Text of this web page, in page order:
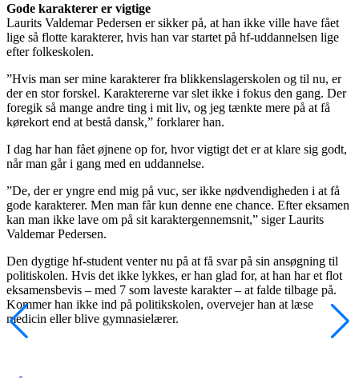
Gode karakterer er vigtige
Laurits Valdemar Pedersen er sikker på, at han ikke ville have fået
lige så flotte karakterer, hvis han var startet på hf-uddannelsen lige
efter folkeskolen.
”Hvis man ser mine karakterer fra blikkenslagerskolen og til nu, er
der en stor forskel. Karaktererne var slet ikke i fokus den gang. Der
foregik så mange andre ting i mit liv, og jeg tænkte mere på at få
kørekort end at bestå dansk,” forklarer han.
I dag har han fået øjnene op for, hvor vigtigt det er at klare sig godt,
når man går i gang med en uddannelse.
”De, der er yngre end mig på vuc, ser ikke nødvendigheden i at få
gode karakterer. Men man får kun denne ene chance. Efter eksamen
kan man ikke lave om på sit karaktergennemsnit,” siger Laurits
Valdemar Pedersen.
Den dygtige hf-student venter nu på at få svar på sin ansøgning til
politiskolen. Hvis det ikke lykkes, er han glad for, at han har et flot
eksamensbevis – med 7 som laveste karakter – at falde tilbage på.
Kommer han ikke ind på politikskolen, overvejer han at læse
medicin eller blive gymnasielærer.